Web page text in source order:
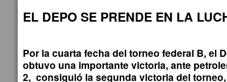
EL DEPO SE PRENDE EN LA
Por la cuarta fecha del torneo federal B, el
obtuvo una importante victoria, ante
2, consiguió la segunda victoria del